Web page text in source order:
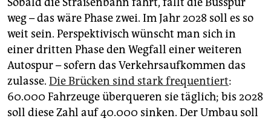
weg – das wäre Phase zwei. Im Jahr 2028 soll es so
weit sein. Perspektivisch wünscht man sich in
einer dritten Phase den Wegfall einer weiteren
Autospur – sofern das Verkehrsaufkommen das
zulasse. Die Brücken sind stark frequentiert:
60.000 Fahrzeuge überqueren sie täglich; bis 2028
soll diese Zahl auf 40.000 sinken. Der Umbau soll